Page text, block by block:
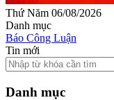
Thứ Năm 06/08/2026
Danh mục
Báo Công Luận
Tin mới
Danh mục